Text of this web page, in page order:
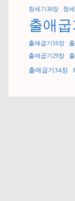
창세기30장 창
출애굽
출애굽기16장
출애굽기29장
출애굽기34장